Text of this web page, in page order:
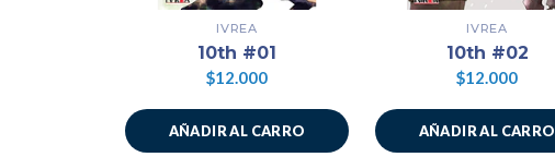
IVREA
10th #01
$12.000
AÑADIR AL CARRO
IVREA
10th #02
$12.000
AÑADIR AL CARRO